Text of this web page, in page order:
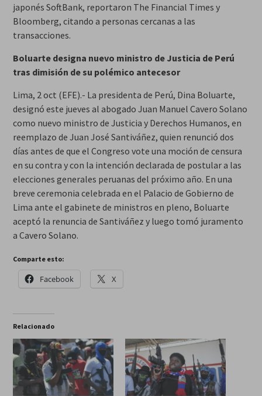
japonés SoftBank, reportaron The Financial Times y
Bloomberg, citando a personas cercanas a las
transacciones.
Boluarte designa nuevo ministro de Justicia de Perú
tras dimisión de su polémico antecesor
Lima, 2 oct (EFE).- La presidenta de Perú, Dina Boluarte,
designó este jueves al abogado Juan Manuel Cavero Solano
como nuevo ministro de Justicia y Derechos Humanos, en
reemplazo de Juan José Santiváñez, quien renunció dos
días antes de que el Congreso vote una moción de censura
en su contra y con la intención declarada de postular a las
elecciones generales peruanas del próximo año. En una
breve ceremonia celebrada en el Palacio de Gobierno de
Lima ante el gabinete de ministros en pleno, Boluarte
aceptó la renuncia de Santiváñez y luego tomó juramento
a Cavero Solano.
Comparte esto:
Facebook X
Relacionado